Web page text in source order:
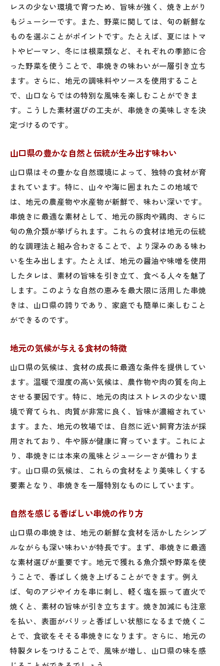
伝統の味を家庭で再現する方法
家族で楽しめる伝統の串焼メニュー
山口県の歴史を感じる串焼レシピ
旬の食材で作る山口県の串焼クッキング
季節ごとのおすすめ食材
旬を活かした串焼の魅力
山口県の食材で作る季節の串焼
旬の食材で作る簡単串焼レシピ
フレッシュな素材で彩る串焼
山口県の地元調味料が引き立てる串焼の味
地域特有の調味料を活かすコツ
山口県の調味料で深みを増す串焼
地元の味を感じる調味料の選び方
伝統調味料で仕上げる絶品串焼
調味料が決め手！串焼の美味しさ
山口県の風味を引き立てる調味料活用術
串焼の歴史と山口県の料理文化の結びつき
串焼きの歴史背景と地域文化
歴史に根ざした串焼の魅力
地域文化が育む伝統の味わい
山口県料理文化の中の串焼の役割
過去から続く串焼と地域の結びつき
家族と楽しむ山口県の串焼体験とその奥深さ
家族団らんにぴったりの串焼メニュー
子供でも楽しめる串焼の作り方
みんなで作る！串焼きの楽しみ方
家族で味わう地元の味、山口県の串焼
家族の絆を深める串焼の魅力
レスの少ない環境で育つため、旨味が強く、焼き上がり
もジューシーです。また、野菜に関しては、旬の新鮮な
ものを選ぶことがポイントです。たとえば、夏にはトマ
トやピーマン、冬には根菜類など、それぞれの季節に合
った野菜を使うことで、串焼きの味わいが一層引き立ち
ます。さらに、地元の調味料やソースを使用すること
で、山口ならではの特別な風味を楽しむことができま
す。こうした素材選びの工夫が、串焼きの美味しさを決
定づけるのです。
山口県の豊かな自然と伝統が生み出す味わい
山口県はその豊かな自然環境によって、独特の食材が育
まれています。特に、山々や海に囲まれたこの地域で
は、地元の農産物や水産物が新鮮で、味わい深いです。
串焼きに最適な素材として、地元の豚肉や鶏肉、さらに
旬の魚介類が挙げられます。これらの食材は地元の伝統
的な調理法と組み合わさることで、より深みのある味わ
いを生み出します。たとえば、地元の醤油や味噌を使用
したタレは、素材の旨味を引き立て、食べる人々を魅了
します。このような自然の恵みを最大限に活用した串焼
きは、山口県の誇りであり、家庭でも簡単に楽しむこと
ができるのです。
地元の気候が与える食材の特徴
山口県の気候は、食材の成長に最適な条件を提供してい
ます。温暖で湿度の高い気候は、農作物や肉の質を向上
させる要因です。特に、地元の肉はストレスの少ない環
境で育てられ、肉質が非常に良く、旨味が濃縮されてい
ます。また、地元の牧場では、自然に近い飼育方法が採
用されており、牛や豚が健康に育っています。これによ
り、串焼きには本来の風味とジューシーさが備わりま
す。山口県の気候は、これらの食材をより美味しくする
要素となり、串焼きを一層特別なものにしています。
自然を感じる香ばしい串焼の作り方
山口県の串焼きは、地元の新鮮な食材を活かしたシンプ
ルながらも深い味わいが特長です。まず、串焼きに最適
な素材選びが重要です。地元で獲れる魚介類や野菜を使
うことで、香ばしく焼き上げることができます。例え
ば、旬のアジやイカを串に刺し、軽く塩を振って直火で
焼くと、素材の旨味が引き立ちます。焼き加減にも注意
を払い、表面がパリッと香ばしい状態になるまで焼くこ
とで、食欲をそそる串焼きになります。さらに、地元の
特製タレをつけることで、風味が増し、山口県の味を感